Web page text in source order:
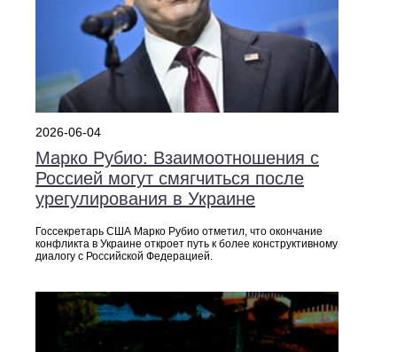
2026-06-04
Марко Рубио: Взаимоотношения с
Россией могут смягчиться после
урегулирования в Украине
Госсекретарь США Марко Рубио отметил, что окончание
конфликта в Украине откроет путь к более конструктивному
диалогу с Российской Федерацией.